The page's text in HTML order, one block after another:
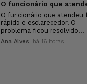
O funcionário que atendeu
rápido e esclarecedor. O
problema ficou resolvido…
Ana Alves, há 16 horas